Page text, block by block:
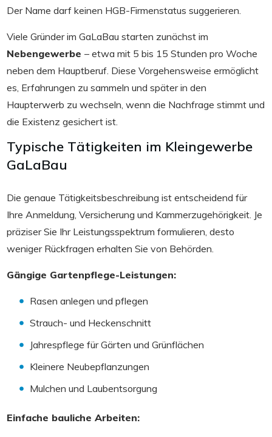
Der Name darf keinen HGB-Firmenstatus suggerieren.
Viele Gründer im GaLaBau starten zunächst im
Nebengewerbe – etwa mit 5 bis 15 Stunden pro Woche
neben dem Hauptberuf. Diese Vorgehensweise ermöglicht
es, Erfahrungen zu sammeln und später in den
Haupterwerb zu wechseln, wenn die Nachfrage stimmt und
die Existenz gesichert ist.
Typische Tätigkeiten im Kleingewerbe
GaLaBau
Die genaue Tätigkeitsbeschreibung ist entscheidend für
Ihre Anmeldung, Versicherung und Kammerzugehörigkeit. Je
präziser Sie Ihr Leistungsspektrum formulieren, desto
weniger Rückfragen erhalten Sie von Behörden.
Gängige Gartenpflege-Leistungen:
Rasen anlegen und pflegen
Strauch- und Heckenschnitt
Jahrespflege für Gärten und Grünflächen
Kleinere Neubepflanzungen
Mulchen und Laubentsorgung
Einfache bauliche Arbeiten: